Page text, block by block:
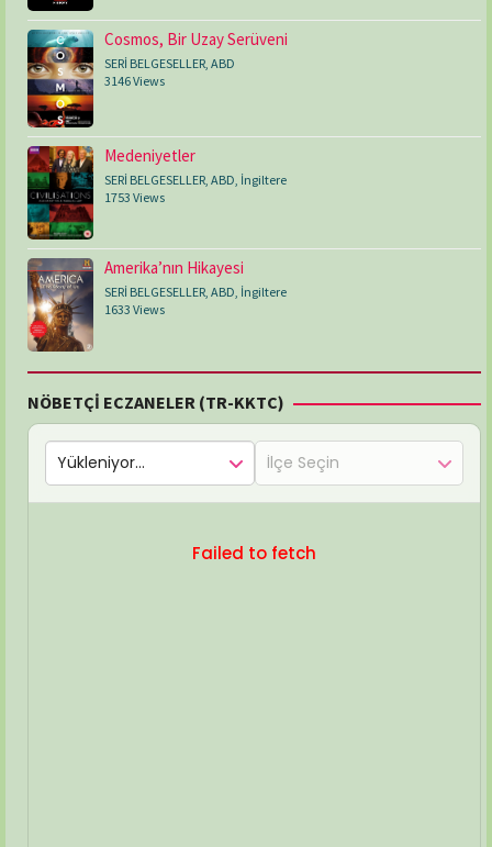
Cosmos, Bir Uzay Serüveni
SERİ BELGESELLER, ABD
3146 Views
Medeniyetler
SERİ BELGESELLER ABD İngiltere
1753 Views
Amerika’nın Hikayesi
SERİ BELGESELLER, ABD, İngiltere
1633 Views
NÖBETÇİ ECZANELER (TR-KKTC)
Failed to fetch